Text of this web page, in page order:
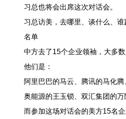
习总也将会出席这次对话会。
习总访美，去哪里、谈什么、
名单
中方去了15个企业领袖，大多
他们是：
阿里巴巴的马云、腾讯的马化
奥能源的王玉锁、双汇集团的
而参加这场对话会的美方15名